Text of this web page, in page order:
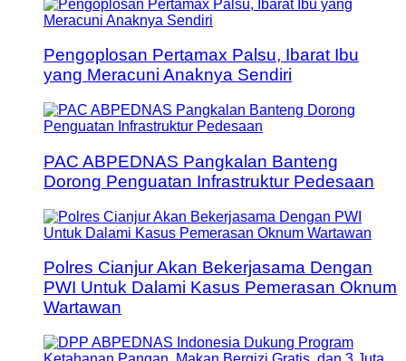
Pengoplosan Pertamax Palsu, Ibarat Ibu
yang Meracuni Anaknya Sendiri
PAC ABPEDNAS Pangkalan Banteng
Dorong Penguatan Infrastruktur Pedesaan
Polres Cianjur Akan Bekerjasama Dengan
PWI Untuk Dalami Kasus Pemerasan Oknum
Wartawan